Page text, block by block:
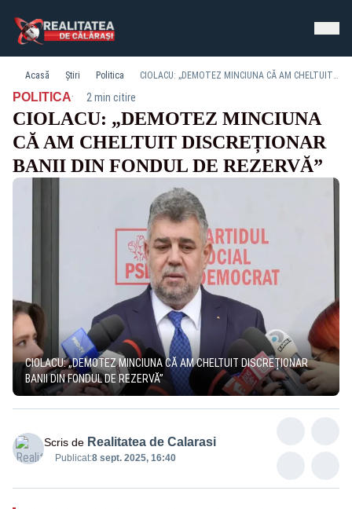
Acasă Știri Politica CIOLACU: „DEMOTEZ MINCIUNA CĂ AM CHELTUIT DISCREȚIONAR BANII DIN FONDUL DE REZERVĂ”
POLITICA· 2 min citire
CIOLACU: „DEMOTEZ MINCIUNA
CĂ AM CHELTUIT DISCREȚIONAR
BANII DIN FONDUL DE REZERVĂ”
CIOLACU: „DEMOTEZ MINCIUNA CĂ AM CHELTUIT DISCREȚIONAR
BANII DIN FONDUL DE REZERVĂ”
Scris de Realitatea de Calarasi
Publicat:8 sept. 2025, 16:40